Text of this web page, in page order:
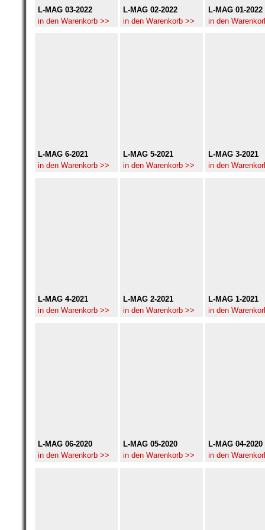
L-MAG 03-2022
in den Warenkorb >>
L-MAG 02-2022
in den Warenkorb >>
L-MAG 01-2022
in den
L-MAG 6-2021
in den Warenkorb >>
L-MAG 5-2021
in den Warenkorb >>
L-MAG 3-2021
in den
L-MAG 4-2021
in den Warenkorb >>
L-MAG 2-2021
in den Warenkorb >>
L-MAG 1-2021
in den
L-MAG 06-2020
in den Warenkorb >>
L-MAG 05-2020
in den Warenkorb >>
L-MAG 04-2020
in den